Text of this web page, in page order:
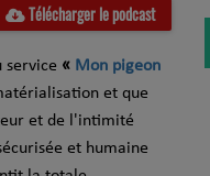
Télécharger le podcast
service « Mon pigeon
et que
et de l'intimité
et humaine